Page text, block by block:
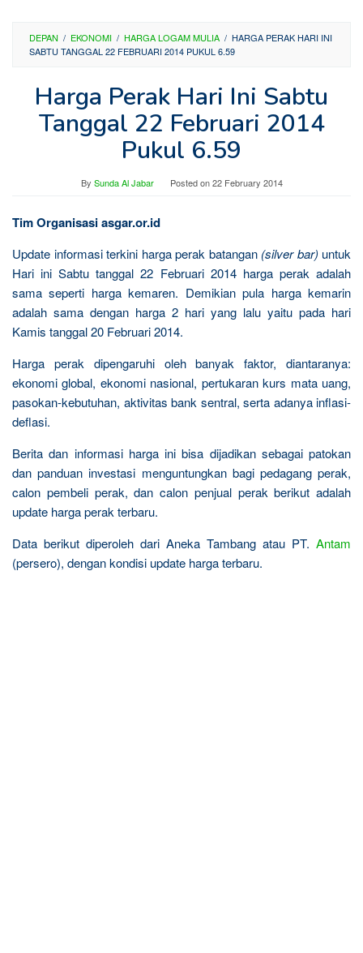
DEPAN / EKONOMI / HARGA LOGAM MULIA / HARGA PERAK HARI INI
SABTU TANGGAL 22 FEBRUARI 2014 PUKUL 6.59
Harga Perak Hari Ini Sabtu
Tanggal 22 Februari 2014
Pukul 6.59
By Sunda Al Jabar Posted on22 February 2014
Tim Organisasi asgar.or.id
Update informasi terkini harga perak batangan (silver bar) untuk
Hari ini Sabtu tanggal 22 Februari 2014 harga perak adalah
sama seperti harga kemaren. Demikian pula harga kemarin
adalah sama dengan harga 2 hari yang lalu yaitu pada hari
Kamis tanggal 20 Februari 2014.
Harga perak dipengaruhi oleh banyak faktor, diantaranya:
ekonomi global, ekonomi nasional, pertukaran kurs mata uang,
pasokan-kebutuhan, aktivitas bank sentral, serta adanya inflasi-
deflasi.
Berita dan informasi harga ini bisa dijadikan sebagai patokan
dan panduan investasi menguntungkan bagi pedagang perak,
calon pembeli perak, dan calon penjual perak berikut adalah
update harga perak terbaru.
Data berikut diperoleh dari Aneka Tambang atau PT. Antam
(persero), dengan kondisi update harga terbaru.